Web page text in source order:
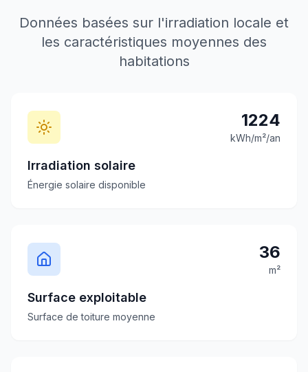
Données basées sur l'irradiation locale et
les caractéristiques moyennes des
habitations
1224
kWh/m²/an
Irradiation solaire
Énergie solaire disponible
36
m²
Surface exploitable
Surface de toiture moyenne